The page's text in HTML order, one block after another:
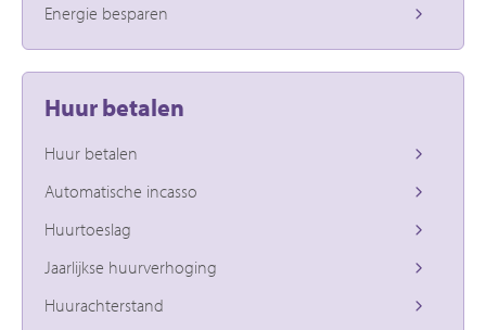
Energie besparen
Huur betalen
Huur betalen
Automatische incasso
Huurtoeslag
Jaarlijkse huurverhoging
Huurachterstand